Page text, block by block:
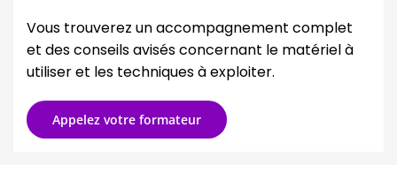
Vous trouverez un accompagnement complet
et des conseils avisés concernant le matériel à
utiliser et les techniques à exploiter.
Appelez votre formateur